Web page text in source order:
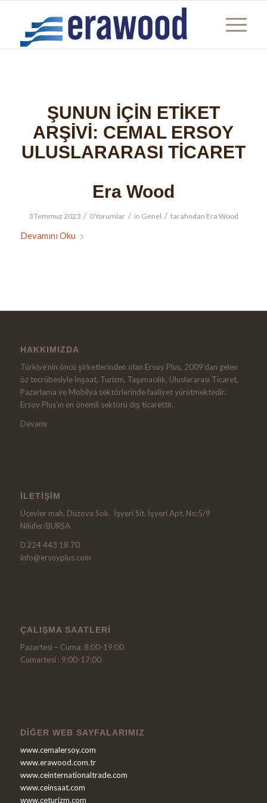
ŞUNUN IÇIN ETIKET
ARŞIVI: CEMAL ERSOY
ULUSLARARASI TICARET
Era Wood
3 Temmuz 2023 / 0 Yorumlar / in Genel / tarafından Era Wood
Devamını Oku
HAKKIMIZDA
Türkiye’nin öncü şirketlerinden olan Ersoy Plus, 2009’dan gelen
öz tecrübesiyle İnşaat, Turizm, Taşımacılık, Uluslararası Ticaret,
Pazarlama ve Mobilya sektörlerinde faaliyet yürütmektedir.
Ersoy Plus’ın en önemli sektörü dış ticarettir.
Devamı
İLETIŞIM
Üçevler mah. Düzova Sok. İşyeri Sit. İşyeri Apt. No:5/9
Nilüfer/BURSA
0 224 443 18 70
info@ersoyplus.com
ÇALIŞMA SAATLERI
Pazartesi – Cuma: 8:00-19:00
Cumartesi : 9:00-17:00
DIĞER WEB SAYFALARIMIZ
www.cemalersoy.com
www.erawood.com.tr
www.ceinternationaltrade.com
www.ceinsaat.com
www.ceturizm.com